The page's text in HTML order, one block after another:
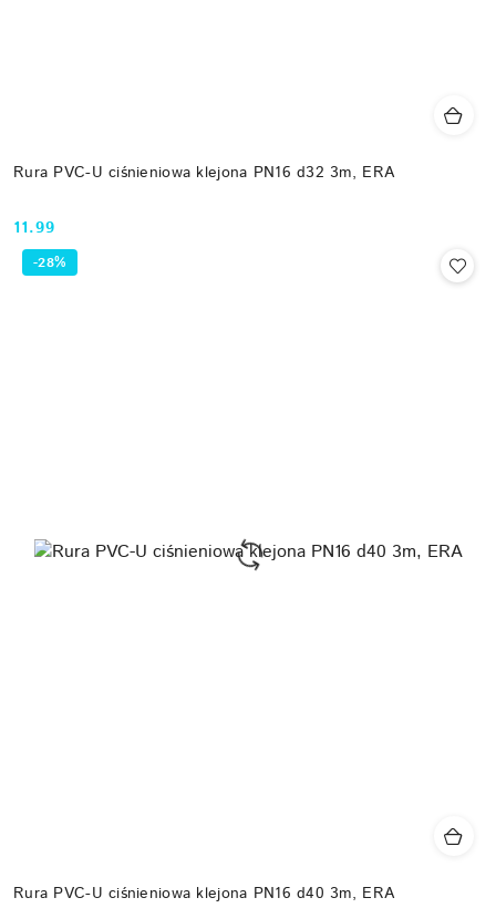
Rura PVC-U ciśnieniowa klejona PN16 d32 3m, ERA
Cena:
11.99
Rura PVC-U ciśnieniowa klejona PN16 d40 3m, ERA
-28%